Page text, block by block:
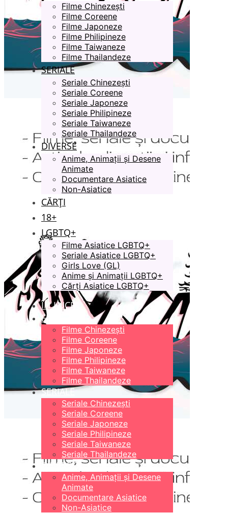
Filme Chinezești
Filme Coreene
Filme Japoneze
Filme Philipineze
Filme Taiwaneze
Filme Thailandeze
SERIALE
Seriale Chinezești
Seriale Coreene
Seriale Japoneze
Seriale Philipineze
Seriale Taiwaneze
Seriale Thailandeze
DIVERSE
Anime, Animații și Desene
Animate
Documentare Asiatice
Non-Asiatice
CĂRȚI
18+
LGBTQ+
Filme Asiatice LGBTQ+
Seriale Asiatice LGBTQ+
Girls Love (GL)
Anime și Animații LGBTQ+
Cărți Asiatice LGBTQ+
ÎN LUCRU
FILME
Filme Chinezești
Filme Coreene
Filme Japoneze
Filme Philipineze
Filme Taiwaneze
Filme Thailandeze
SERIALE
Seriale Chinezești
Seriale Coreene
Seriale Japoneze
Seriale Philipineze
Seriale Taiwaneze
Seriale Thailandeze
DIVERSE
Anime, Animații și Desene
Animate
Documentare Asiatice
Non-Asiatice